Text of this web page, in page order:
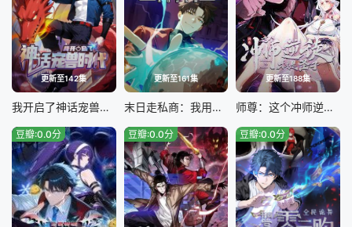
更新至142集
我开启了神话宠兽时代
更新至161集
末日走私商：我用辣条换金砖
更新至188集
师尊：这个冲师逆徒才不是圣子
豆瓣:0.0分 豆瓣:0.0分 豆瓣:0.0分